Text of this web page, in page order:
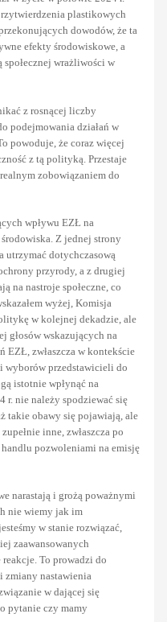
plastikowych
dowodów, że ta
efekty środowiskowe, a
społecznej wrażliwości w
z rosnącej liczby
podejmowania działań w
powoduje, że coraz więcej
z tą polityką. Przestaje
zobowiązaniem do
wpływu EZŁ na
Z jednej strony
utrzymać dotychczasową
przyrody, a z drugiej
na nastroje społeczne, co
wyżej, Komisja
w kolejnej dekadzie, ale
głosów wskazujących na
EZŁ, zwłaszcza w kontekście
wyborów przedstawicieli do
istotnie wpłynąć na
nie należy spodziewać się
takie obawy się pojawiają, ale
inne, zwłaszcza po
pozwoleniami na emisję
narastają i grożą poważnymi
nie wiemy jak im
w stanie rozwiązać,
zaawansowanych
reakcje. To prowadzi do
zmiany nastawienia
w dającej się
pytanie czy mamy